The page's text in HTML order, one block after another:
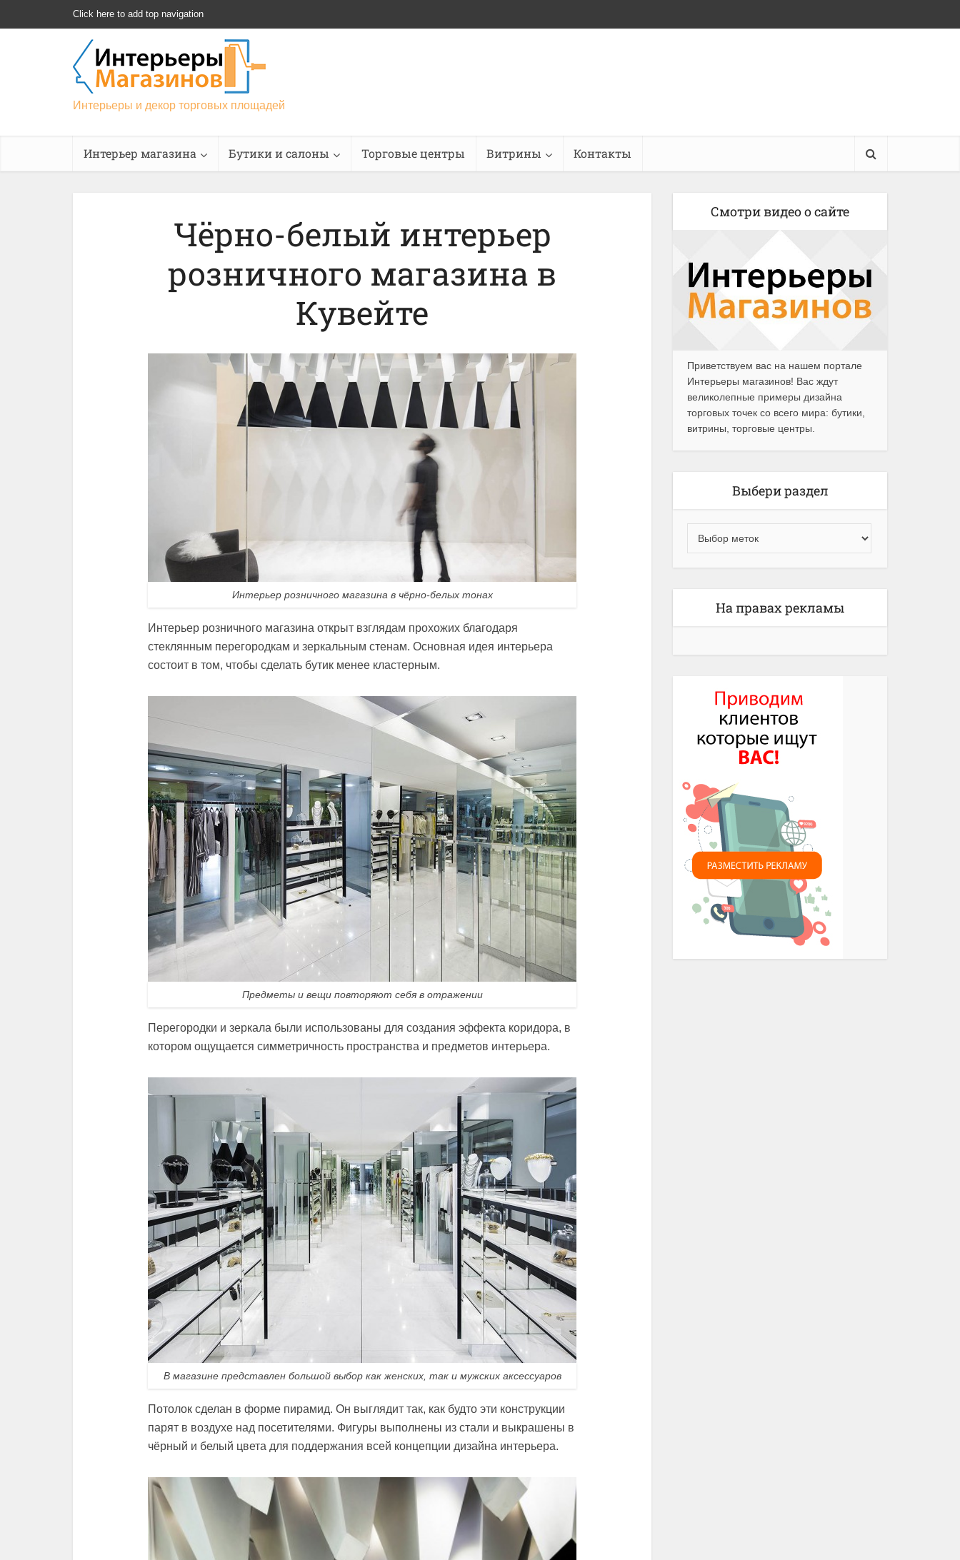
Click here to add top navigation
Интерьеры и декор торговых площадей
Интерьер магазина Бутики и салоны Торговые центры Витрины Контакты
Чёрно-белый интерьер
розничного магазина в
Кувейте
Интерьер розничного магазина в чёрно-белых тонах
Интерьер розничного магазина открыт взглядам прохожих благодаря
стеклянным перегородкам и зеркальным стенам. Основная идея интерьера
состоит в том, чтобы сделать бутик менее кластерным.
Предметы и вещи повторяют себя в отражении
Перегородки и зеркала были использованы для создания эффекта коридора, в
котором ощущается симметричность пространства и предметов интерьера.
В магазине представлен большой выбор как женских, так и мужских аксессуаров
Потолок сделан в форме пирамид. Он выглядит так, как будто эти конструкции
парят в воздухе над посетителями. Фигуры выполнены из стали и выкрашены в
чёрный и белый цвета для поддержания всей концепции дизайна интерьера.
Смотри видео о сайте
Приветствуем вас на нашем портале
Интерьеры магазинов! Вас ждут
великолепные примеры дизайна
торговых точек со всего мира: бутики,
витрины, торговые центры.
Выбери раздел
На правах рекламы